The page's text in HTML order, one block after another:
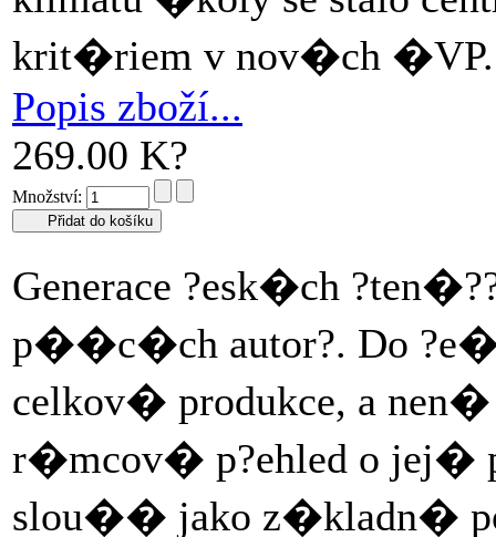
krit�riem v nov�ch
Popis zboží...
269.00 K?
Množství:
Generace ?esk�ch
p��c�ch autor?. Do
celkov� produkce, a
r�mcov� p?ehled o jej�
slou�� jako z�kladn�